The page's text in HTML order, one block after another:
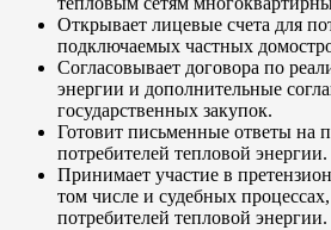
Открывает лицевые счета для
подключаемых частных
Согласовывает договора по
энергии и дополнительные
государственных закупок.
Готовит письменные ответы на
потребителей тепловой энергии.
Принимает участие в
том числе и судебных
потребителей тепловой энергии.